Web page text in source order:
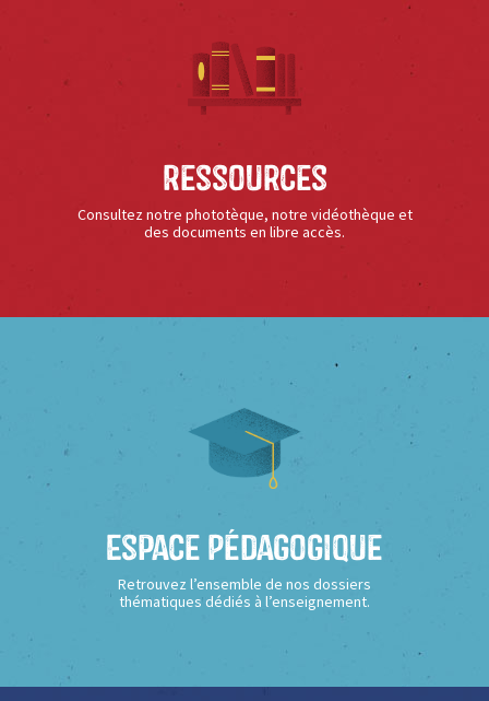
Ressources
Consultez notre phototèque, notre vidéothèque et
des documents en libre accès.
Espace Pédagogique
Retrouvez l’ensemble de nos dossiers
thématiques dédiés à l’enseignement.